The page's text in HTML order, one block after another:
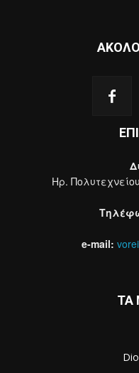
Ηρ.
e-mail:
ΤΑ